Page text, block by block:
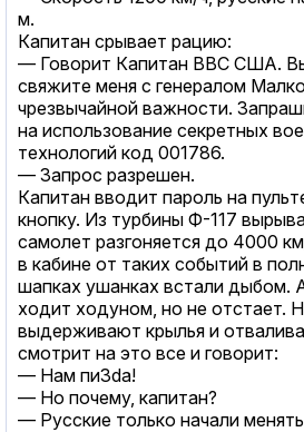
м.
Капитан срывает рацию:
— Говорит Капитан ВВС США.
свяжите меня с генералом
чрезвычайной важности.
на использование секретных
технологий код 001786.
— Запрос разрешен.
Капитан вводит пароль на
кнопку. Из турбины Ф-117
самолет разгоняется до 4000
в кабине от таких событий в
шапках ушанках встали дыбом.
ходит ходуном, но не отстает.
выдерживают крылья и
смотрит на это все и говорит:
— Нам пи3dа!
— Но почему, капитан?
— Русские только начали